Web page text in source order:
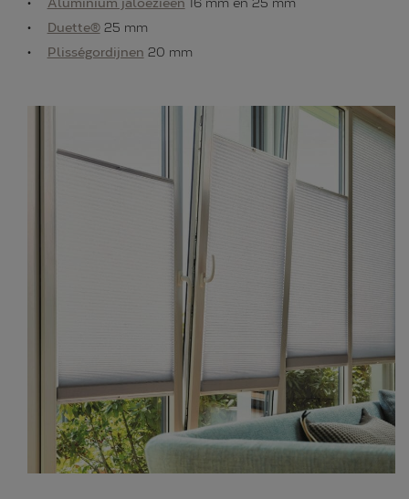
Aluminium jaloezieën 16 mm en 25 mm
Duette®25 mm
Plisségordijnen 20 mm